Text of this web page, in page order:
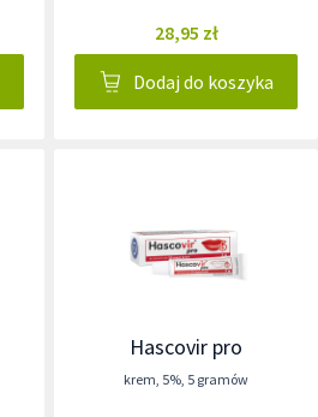
28,95 zł
Dodaj do koszyka
Hascovir pro
krem, 5%, 5 gramów